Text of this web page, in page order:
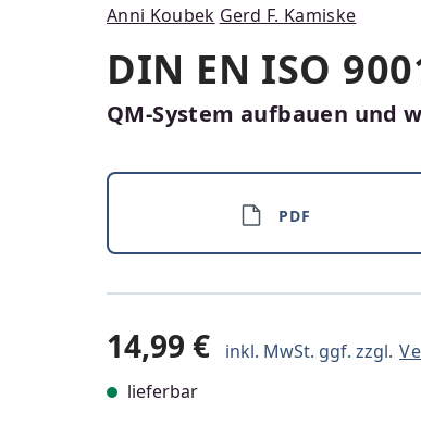
Anni Koubek Gerd F. Kamiske
DIN EN ISO
QM-System aufbauen und
PDF
14,99 € inkl. MwSt. ggf. zzgl.
lieferbar